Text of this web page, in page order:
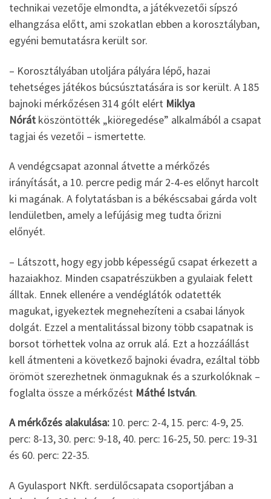
technikai vezetője elmondta, a játékvezetői sípszó
elhangzása előtt, ami szokatlan ebben a korosztályban,
egyéni bemutatásra került sor.
– Korosztályában utoljára pályára lépő, hazai
tehetséges játékos búcsúsztatására is sor került. A 185
bajnoki mérkőzésen 314 gólt elért Miklya
Nórát köszöntötték „kiöregedése” alkalmából a csapat
tagjai és vezetői – ismertette.
A vendégcsapat azonnal átvette a mérkőzés
irányítását, a 10. percre pedig már 2-4-es előnyt harcolt
ki magának. A folytatásban is a békéscsabai gárda volt
lendületben, amely a lefújásig meg tudta őrizni
előnyét.
– Látszott, hogy egy jobb képességű csapat érkezett a
hazaiakhoz. Minden csapatrészükben a gyulaiak felett
álltak. Ennek ellenére a vendéglátók odatették
magukat, igyekeztek megnehezíteni a csabai lányok
dolgát. Ezzel a mentalitással bizony több csapatnak is
borsot törhettek volna az orruk alá. Ezt a hozzáállást
kell átmenteni a következő bajnoki évadra, ezáltal több
örömöt szerezhetnek önmaguknak és a szurkolóknak –
foglalta össze a mérkőzést Máthé István.
A mérkőzés alakulása: 10. perc: 2-4, 15. perc: 4-9, 25.
perc: 8-13, 30. perc: 9-18, 40. perc: 16-25, 50. perc: 19-31
és 60. perc: 22-35.
A Gyulasport NKft. serdülőcsapata csoportjában a